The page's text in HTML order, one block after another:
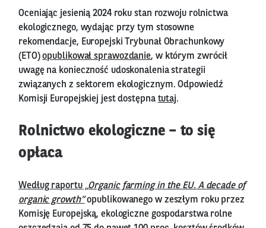
Oceniając jesienią 2024 roku stan rozwoju rolnictwa
ekologicznego, wydając przy tym stosowne
rekomendacje, Europejski Trybunał Obrachunkowy
(ETO)opublikował sprawozdanie, w którym zwrócił
uwagę na konieczność udoskonalenia strategii
związanych z sektorem ekologicznym. Odpowiedź
Komisji Europejskiej jest dostępnatutaj.
Rolnictwo ekologiczne – to się
opłaca
Według raportu„Organic farming in the EU. A decade of
organic growth”opublikowanego w zeszłym roku przez
Komisję Europejską, ekologiczne gospodarstwa rolne